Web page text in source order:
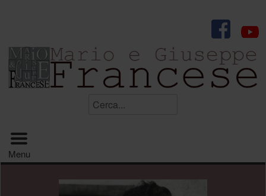
Menu principale
Menu